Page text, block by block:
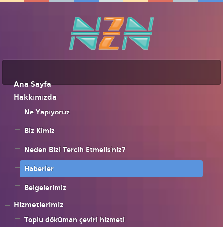
Ana Sayfa
Hakkımızda
Ne Yapıyoruz
Biz Kimiz
Neden Bizi Tercih Etmelisiniz?
Haberler
Belgelerimiz
Hizmetlerimiz
Toplu döküman çeviri hizmeti